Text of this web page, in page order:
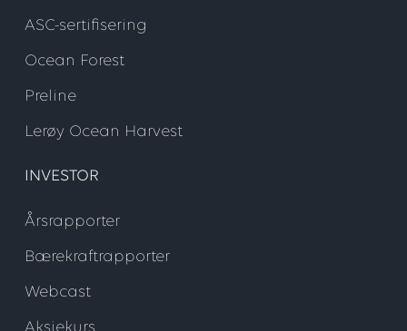
ASC-sertifisering
Ocean Forest
Preline
Lerøy Ocean Harvest
INVESTOR
Årsrapporter
Bærekraftrapporter
Webcast